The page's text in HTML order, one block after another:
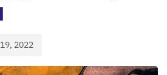
2022